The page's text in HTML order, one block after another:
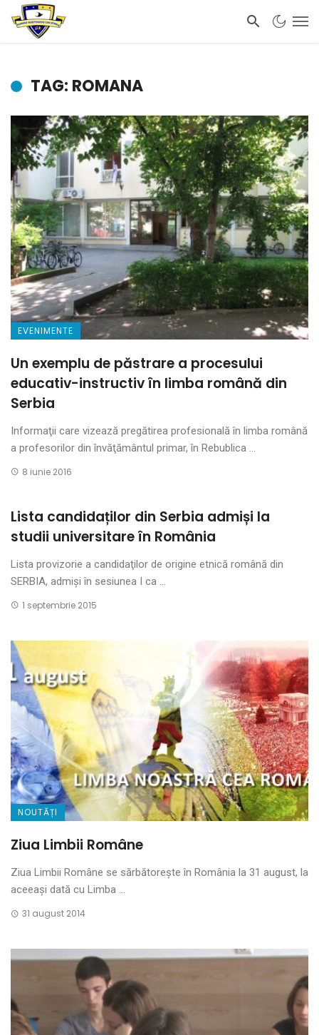
TAG: ROMANA
EVENIMENTE
Un exemplu de păstrare a procesului
educativ-instructiv în limba română din
Serbia
Informaţii care vizează pregătirea profesională în limba română
a profesorilor din învăţământul primar, în Rebublica ...
8 iunie 2016
Lista candidaților din Serbia admiși la
studii universitare în România
Lista provizorie a candidaţilor de origine etnică română din
SERBIA, admişi în sesiunea I ca ...
1 septembrie 2015
NOUTĂȚI
Ziua Limbii Române
Ziua Limbii Române se sărbătorește în România la 31 august, la
aceeași dată cu Limba ...
31 august 2014